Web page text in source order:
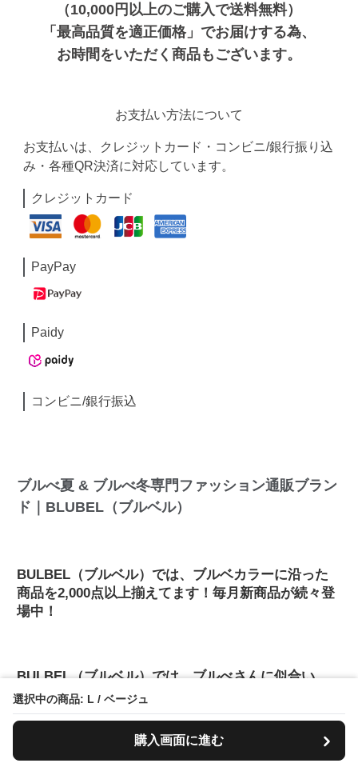
選択中の商品: L / ベージュ
購入画面に進む
（10,000円以上のご購入で送料無料）
「最高品質を適正価格」でお届けする為、
お時間をいただく商品もございます。
お支払い方法について
お支払いは、クレジットカード・コンビニ/銀行振り込
み・各種QR決済に対応しています。
クレジットカード
PayPay
Paidy
コンビニ/銀行振込
ブルべ夏 & ブルべ冬専門ファッション通販ブラン
ド｜BLUBEL（ブルベル）
BULBEL（ブルベル）では、ブルベカラーに沿った
商品を2,000点以上揃えてます！毎月新商品が続々登
場中！
BULBEL（ブルベル）では、ブルべさんに似合い、
肌の透明感を上げるブルベカラーだけを用意してい
るので、一瞬で自分が引き立つ神色アイテムと出会